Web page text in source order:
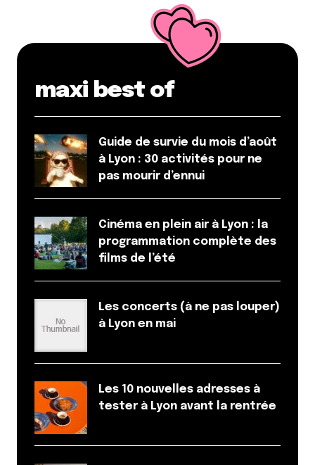
maxi best of
Guide de survie du mois d’août
à Lyon : 30 activités pour ne
pas mourir d’ennui
Cinéma en plein air à Lyon : la
programmation complète des
films de l’été
Les concerts (à ne pas louper)
à Lyon en mai
Les 10 nouvelles adresses à
tester à Lyon avant la rentrée